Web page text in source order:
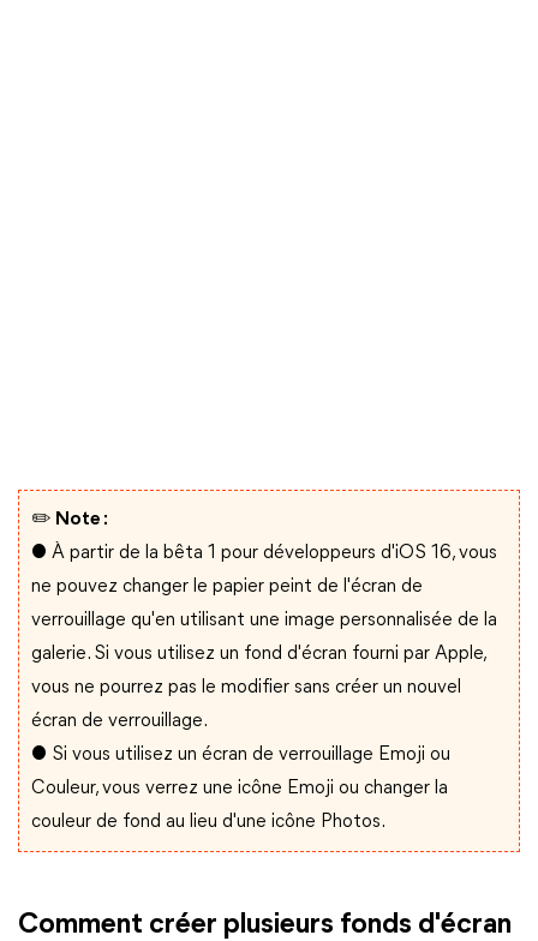
✏️ Note :
● À partir de la bêta 1 pour développeurs d'iOS 16, vous
ne pouvez changer le papier peint de l'écran de
verrouillage qu'en utilisant une image personnalisée de la
galerie. Si vous utilisez un fond d'écran fourni par Apple,
vous ne pourrez pas le modifier sans créer un nouvel
écran de verrouillage.
● Si vous utilisez un écran de verrouillage Emoji ou
Couleur, vous verrez une icône Emoji ou changer la
couleur de fond au lieu d'une icône Photos.
Comment créer plusieurs fonds d'écran